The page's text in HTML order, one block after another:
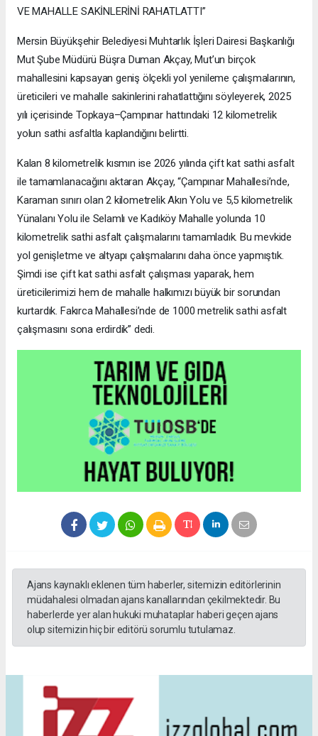
VE MAHALLE SAKİNLERİNİ RAHATLATTI”
Mersin Büyükşehir Belediyesi Muhtarlık İşleri Dairesi Başkanlığı
Mut Şube Müdürü Büşra Duman Akçay, Mut’un birçok
mahallesini kapsayan geniş ölçekli yol yenileme çalışmalarının,
üreticileri ve mahalle sakinlerini rahatlattığını söyleyerek, 2025
yılı içerisinde Topkaya–Çampınar hattındaki 12 kilometrelik
yolun sathi asfaltla kaplandığını belirtti.
Kalan 8 kilometrelik kısmın ise 2026 yılında çift kat sathi asfalt
ile tamamlanacağını aktaran Akçay, “Çampınar Mahallesi’nde,
Karaman sınırı olan 2 kilometrelik Akın Yolu ve 5,5 kilometrelik
Yünalanı Yolu ile Selamlı ve Kadıköy Mahalle yolunda 10
kilometrelik sathi asfalt çalışmalarını tamamladık. Bu mevkide
yol genişletme ve altyapı çalışmalarını daha önce yapmıştık.
Şimdi ise çift kat sathi asfalt çalışması yaparak, hem
üreticilerimizi hem de mahalle halkımızı büyük bir sorundan
kurtardık. Fakırca Mahallesi’nde de 1000 metrelik sathi asfalt
çalışmasını sona erdirdik” dedi.
Ajans kaynaklı eklenen tüm haberler, sitemizin editörlerinin
müdahalesi olmadan ajans kanallarından çekilmektedir. Bu
haberlerde yer alan hukuki muhataplar haberi geçen ajans
olup sitemizin hiç bir editörü sorumlu tutulamaz.